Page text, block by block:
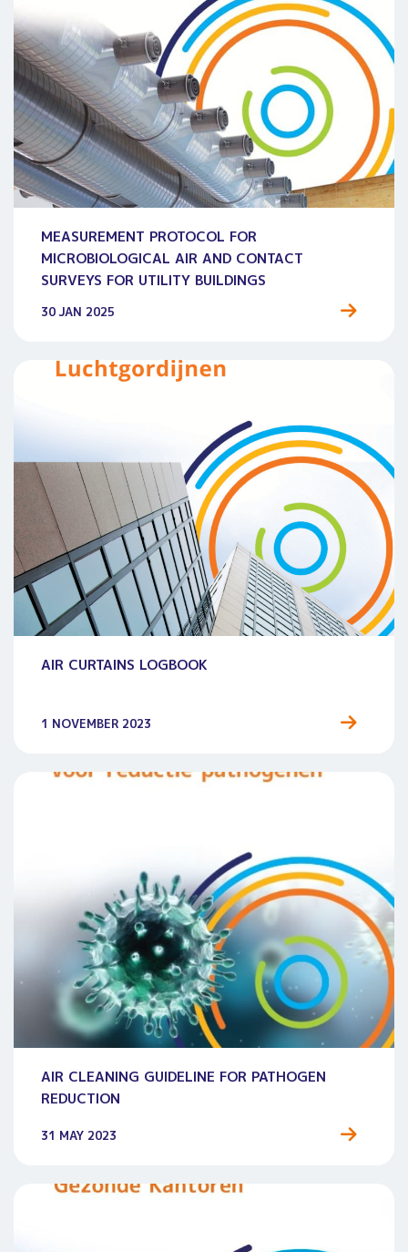
MEASUREMENT PROTOCOL FOR
MICROBIOLOGICAL AIR AND CONTACT
SURVEYS FOR UTILITY BUILDINGS
30 JAN 2025
AIR CURTAINS LOGBOOK
1 NOVEMBER 2023
AIR CLEANING GUIDELINE FOR PATHOGEN
REDUCTION
31 MAY 2023